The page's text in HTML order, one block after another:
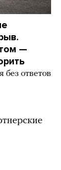
—
без ответов